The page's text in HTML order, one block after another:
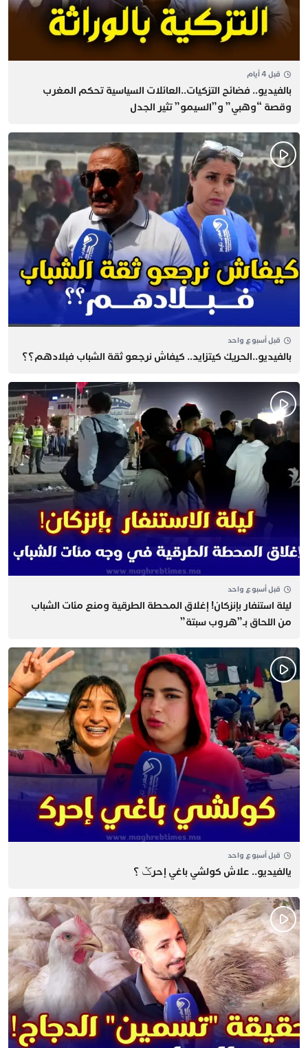
قبل 4 أيام
بالفيديو.. فضائح التزكيات..العائلات السياسية تحكم المغرب
وقصة “وهبي” و”السيمو” تثير الجدل
قبل أسبوع واحد
بالفيديو..الحريك كيتزايد.. كيفاش نرجعو ثقة الشباب فبلادهم؟؟
قبل أسبوع واحد
​ليلة استنفار بإنزكان! إغلاق المحطة الطرقية ومنع مئات الشباب
من اللحاق بـ”هروب سبتة”
قبل أسبوع واحد
يالفيديو.. علاش كولشي باغي إحرݣ ؟